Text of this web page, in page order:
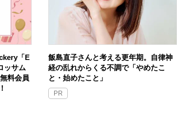
「E
ッサム
料会員
飯島直子さんと考える更年期。自律神
経の乱れからくる不調で「やめたこ
と・始めたこと」
PR